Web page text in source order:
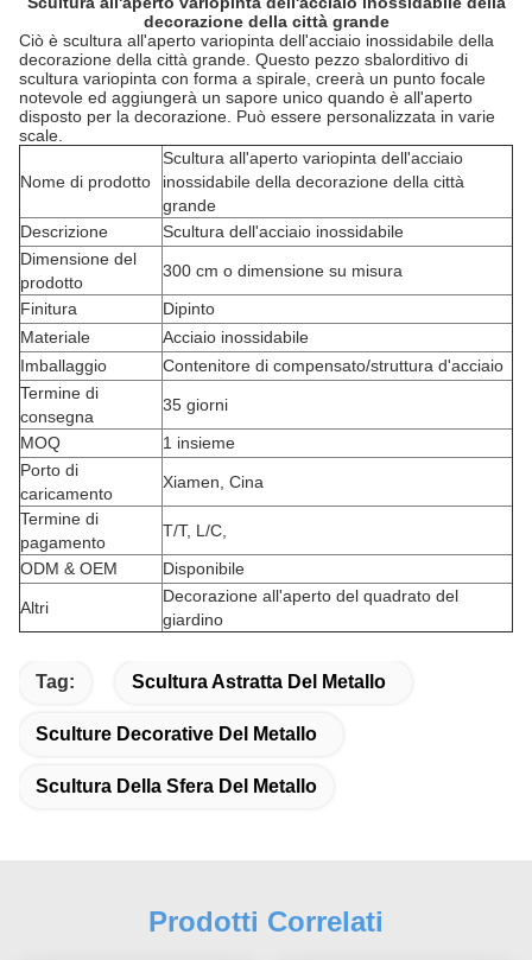
decorazione della città grande
Ciò è scultura all'aperto variopinta dell'acciaio inossidabile della
decorazione della città grande. Questo pezzo sbalorditivo di
scultura variopinta con forma a spirale, creerà un punto focale
notevole ed aggiungerà un sapore unico quando è all'aperto
disposto per la decorazione. Può essere personalizzata in varie
scale.
Nome di prodotto
Scultura all'aperto variopinta dell'acciaio
inossidabile della decorazione della città
grande
Descrizione
Scultura dell'acciaio inossidabile
Dimensione del
prodotto
300 cm o dimensione su misura
Finitura
Dipinto
Materiale
Acciaio inossidabile
Imballaggio
Contenitore di compensato/struttura d'acciaio
Termine di
consegna
35 giorni
MOQ
1 insieme
Porto di
caricamento
Xiamen, Cina
Termine di
pagamento
T/T, L/C,
ODM & OEM
Disponibile
Altri
Decorazione all'aperto del quadrato del
giardino
Tag: Scultura Astratta Del Metallo
Sculture Decorative Del Metallo
Scultura Della Sfera Del Metallo
Prodotti Correlati